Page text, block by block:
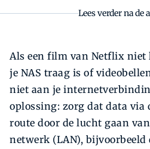
Lees verder na de
Als een film van Netflix niet
je NAS traag is of
niet aan je
oplossing: zorg dat data via
route door de lucht gaan
netwerk (LAN),